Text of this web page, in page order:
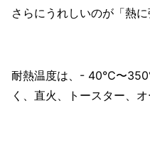
さらにうれしいのが「熱に
耐熱温度は、- 40℃〜
く、直火、トースター、